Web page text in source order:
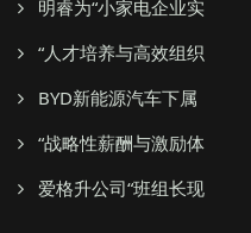
明睿为“小家电企业实
“人才培养与高效组织
BYD新能源汽车下属
“战略性薪酬与激励体
爱格升公司“班组长现